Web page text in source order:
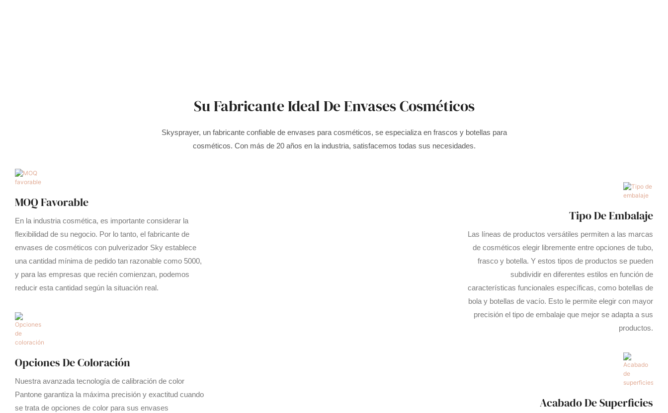
Su Fabricante Ideal De Envases Cosméticos
Skysprayer, un fabricante confiable de envases para cosméticos, se especializa en frascos y botellas para
cosméticos. Con más de 20 años en la industria, satisfacemos todas sus necesidades.
MOQ Favorable
En la industria cosmética, es importante considerar la
flexibilidad de su negocio. Por lo tanto, el fabricante de
envases de cosméticos con pulverizador Sky establece
una cantidad mínima de pedido tan razonable como 5000,
y para las empresas que recién comienzan, podemos
reducir esta cantidad según la situación real.
Opciones De Coloración
Nuestra avanzada tecnología de calibración de color
Pantone garantiza la máxima precisión y exactitud cuando
se trata de opciones de color para sus envases
Tipo De Embalaje
Las líneas de productos versátiles permiten a las marcas
de cosméticos elegir libremente entre opciones de tubo,
frasco y botella. Y estos tipos de productos se pueden
subdividir en diferentes estilos en función de
características funcionales específicas, como botellas de
bola y botellas de vacío. Esto le permite elegir con mayor
precisión el tipo de embalaje que mejor se adapta a sus
productos.
Acabado De Superficies